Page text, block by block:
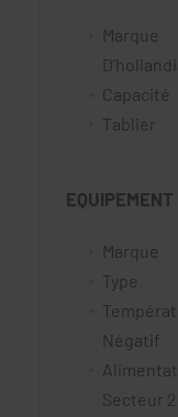
EQUIPEMENT
Négatif
Secteur